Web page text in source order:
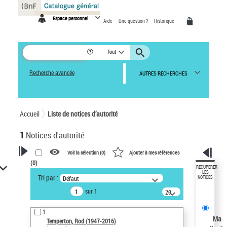
Espace personnel Aide Une question ? Historique
Tout
Recherche avancée AUTRES RECHERCHES
Accueil Liste de notices d’autorité
1 Notices d'autorité
VOTRE RECHERCHE
Recherche avancée dans les
notices d’autorité
Œuvres liées à l'auteur :
Temperton, Rod (1947-2016)
Voir la sélection (0) Ajouter à mes références
(0)
Tri par : Défaut
sur 1
20
résultats/page
1
Temperton, Rod (1947-2016)
RÉCUPÉRER
LES
NOTICES
Ma
Panneau de gestion des cookies